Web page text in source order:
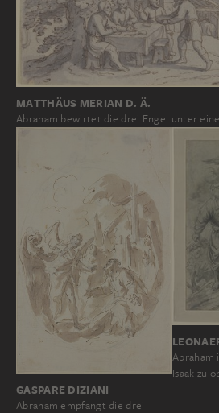
MATTHÄUS MERIAN D. Ä.
Abraham bewirtet die drei Engel unter
GASPARE DIZIANI
Abraham empfängt die drei
Abraham
Isaak zu